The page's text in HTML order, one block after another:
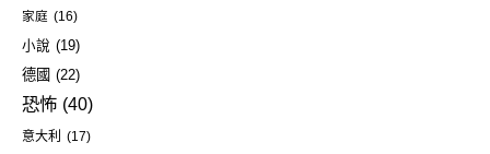
家庭 (16)
小說 (19)
德國 (22)
恐怖 (40)
意大利 (17)